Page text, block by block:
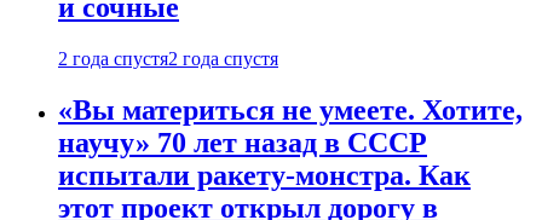
и сочные
2 года спустя2 года спустя
«Вы материться не умеете. Хотите,
научу» 70 лет назад в СССР
испытали ракету-монстра. Как
этот проект открыл дорогу в